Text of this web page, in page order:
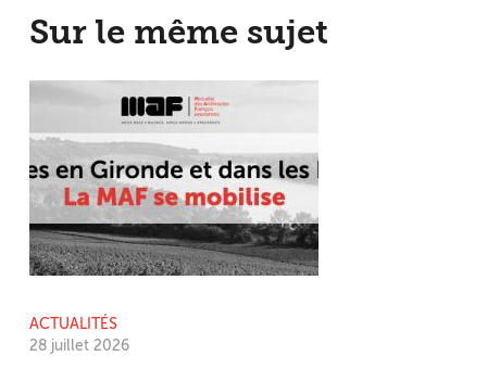
Sur le même sujet
ACTUALITÉS
28 juillet 2026